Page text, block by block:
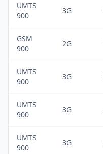
UMTS
900
3G
GSM
900
2G
UMTS
900
3G
UMTS
900
3G
UMTS
900
3G